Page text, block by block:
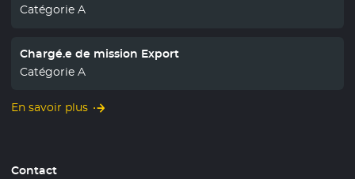
Catégorie A
Chargé.e de mission Export
Catégorie A
En savoir plus
Contact